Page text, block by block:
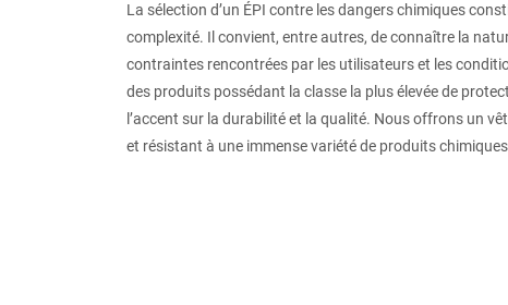
La sélection d’un ÉPI contre les dangers chimiques
complexité. Il convient, entre autres, de connaître la
contraintes rencontrées par les utilisateurs et les
des produits possédant la classe la plus élevée de
l’accent sur la durabilité et la qualité. Nous offrons un
et résistant à une immense variété de produits